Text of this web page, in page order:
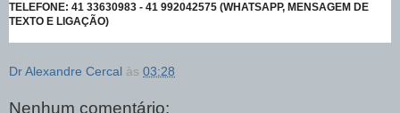
TELEFONE: 41 33630983 - 41 992042575 (WHATSAPP, MENSAGEM DE
TEXTO E LIGAÇÃO)
Dr Alexandre Cercal às 03:28
Nenhum comentário: